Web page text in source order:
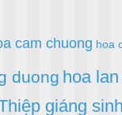
cam chuong hoa
duong hoa lan
giáng sinh